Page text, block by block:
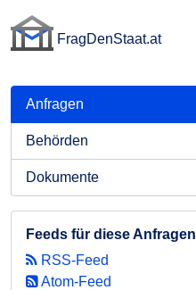
FragDenStaat.at
Anfragen
Behörden
Dokumente
Feeds für diese Anfragen
RSS-Feed
Atom-Feed